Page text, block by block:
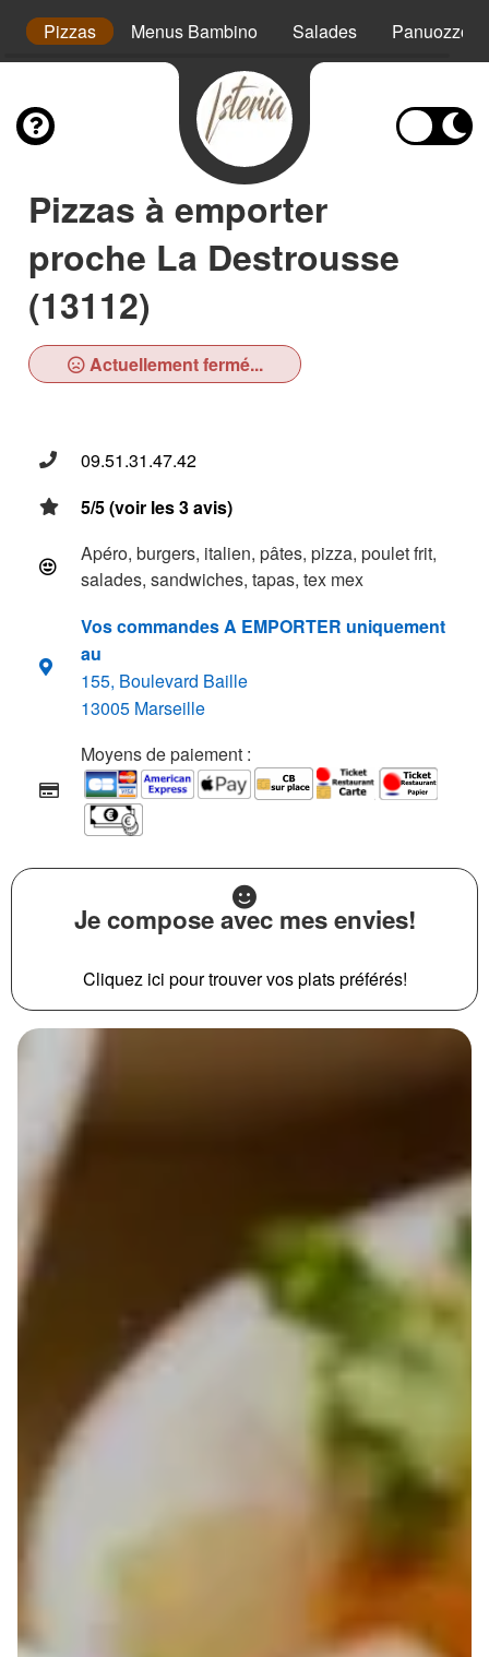
Pizzas Menus Bambino Salades Panuozzo
Pizzas à emporter
proche La Destrousse
(13112)
Actuellement fermé...
09.51.31.47.42
5/5 (voir les 3 avis)
Apéro, burgers, italien, pâtes, pizza, poulet frit,
salades, sandwiches, tapas, tex mex
Vos commandes A EMPORTER uniquement
au
155, Boulevard Baille
13005 Marseille
Moyens de paiement :
Je compose avec mes envies!
Cliquez ici pour trouver vos plats préférés!